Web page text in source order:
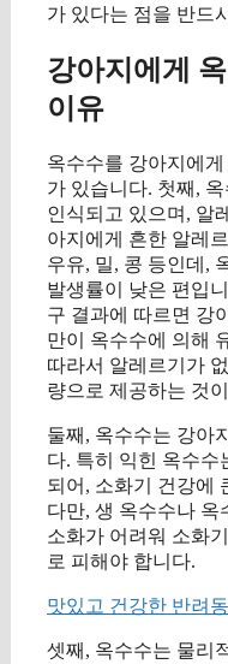
가 있다는 점을 반드
강아지에게
이유
옥수수를 강아지에
가 있습니다. 첫째,
인식되고 있으며, 알
아지에게 흔한 알레
우유, 밀, 콩 등인데,
발생률이 낮은 편입
구 결과에 따르면 강
만이 옥수수에 의해
따라서 알레르기가
량으로 제공하는 것
둘째, 옥수수는 강아
다. 특히 익힌 옥수수
되어, 소화기 건강에
다만, 생 옥수수나 옥
소화가 어려워 소화
로 피해야 합니다.
맛있고 건강한 반려
셋째, 옥수수는 물리